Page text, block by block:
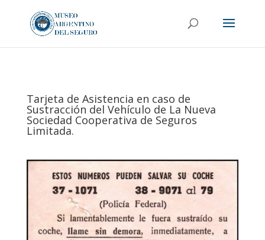
Tarjeta de Asistencia en caso de
Sustracción del Vehículo de La Nueva
Sociedad Cooperativa de Seguros
Limitada.